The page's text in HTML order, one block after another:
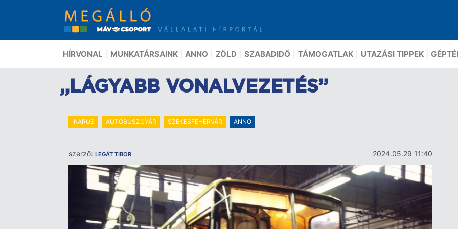
HÍRVONAL MUNKATÁRSAINK ANNO ZÖLD SZABADIDŐ TÁMOGATLAK UTAZÁSI TIPPEK
„LÁGYABB VONALVEZETÉS”
IKARUS AUTÓBUSZGYÁR SZÉKESFEHÉRVÁR ANNO
2024.05.29 11:40
szerző: LEGÁT TIBOR